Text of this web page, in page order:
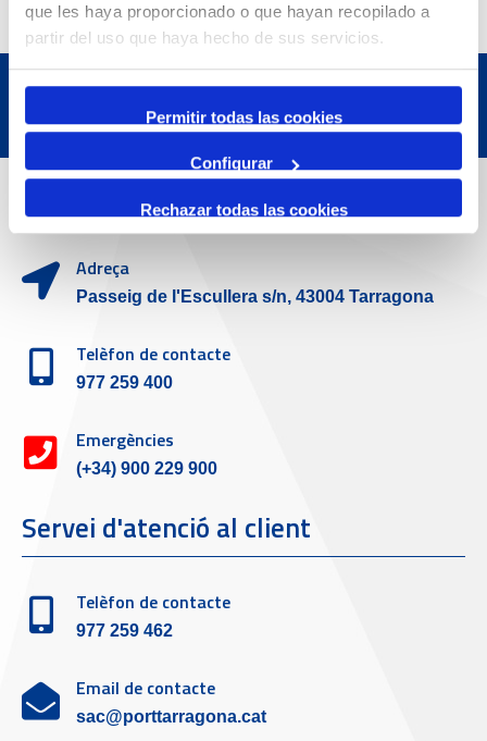
que les haya proporcionado o que hayan recopilado a
partir del uso que haya hecho de sus servicios.
Permitir todas las cookies
Configurar
Rechazar todas las cookies
Dades de Contacte
Adreça
Passeig de l'Escullera s/n, 43004 Tarragona
Telèfon de contacte
977 259 400
Emergències
(+34) 900 229 900
Servei d'atenció al client
Telèfon de contacte
977 259 462
Email de contacte
sac@porttarragona.cat